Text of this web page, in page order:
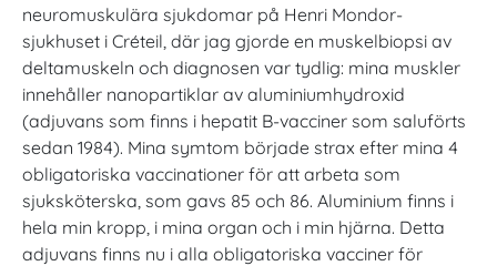
neuromuskulära sjukdomar på Henri Mondor-
sjukhuset i Créteil, där jag gjorde en muskelbiopsi av
deltamuskeln och diagnosen var tydlig: mina muskler
innehåller nanopartiklar av aluminiumhydroxid
(adjuvans som finns i hepatit B-vacciner som saluförts
sedan 1984). Mina symtom började strax efter mina 4
obligatoriska vaccinationer för att arbeta som
sjuksköterska, som gavs 85 och 86. Aluminium finns i
hela min kropp, i mina organ och i min hjärna. Detta
adjuvans finns nu i alla obligatoriska vacciner för